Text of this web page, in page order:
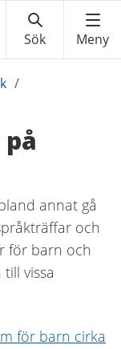
/
annat gå
och
för barn och
vissa
för barn cirka